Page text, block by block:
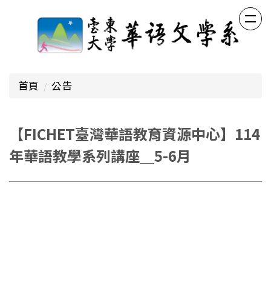
首頁 公告
【FICHET臺灣華語教育資源中心】114
年華語教學系列講座＿5-6月